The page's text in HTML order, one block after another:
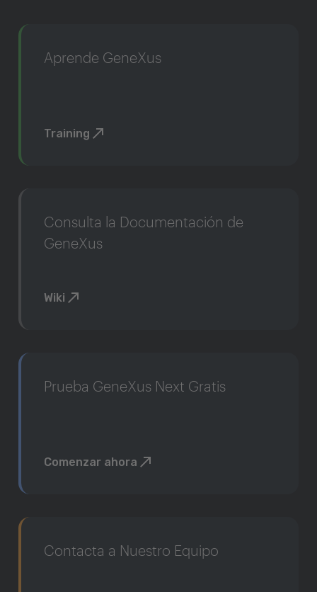
Aprende GeneXus
Training
Consulta la Documentación de
GeneXus
Wiki
Prueba GeneXus Next Gratis
Comenzar ahora
Contacta a Nuestro Equipo